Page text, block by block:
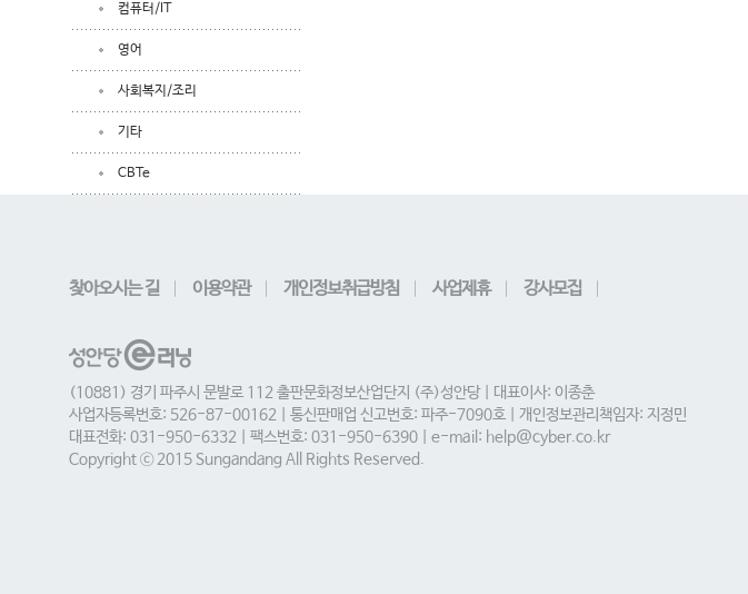
컴퓨터/IT
영어
사회복지/조리
기타
CBTe
찾아오시는 길 이용약관 개인정보취급방침 사업제휴 강사모집
(10881) 경기 파주시 문발로 112 출판문화정보산업단지 (주)성안당 | 대표이사: 이종춘
사업자등록번호: 526-87-00162 | 통신판매업 신고번호: 파주-7090호 | 개인정보관리책임자: 지정민
대표전화: 031-950-6332 | 팩스번호: 031-950-6390 | e-mail: help@cyber.co.kr
Copyright ⓒ 2015 Sungandang All Rights Reserved.